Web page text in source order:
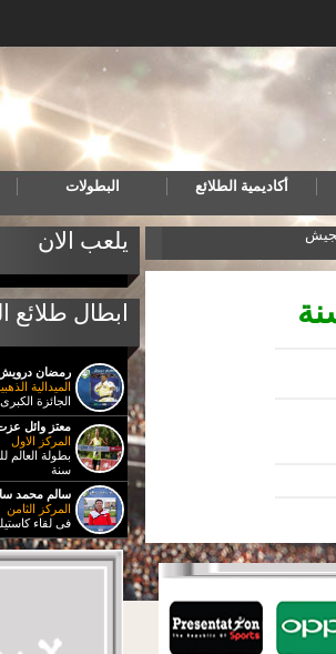
أكاديمية الطلائع البطولات
يلعب الان
ابطال
رمضان
الميدالية
الجائزة الكبرى
معتز وائل
المركز الاول
سنة
سالم محمد
المركز الثامن
فى لقاء
المنتخب المصري لكرة اليد